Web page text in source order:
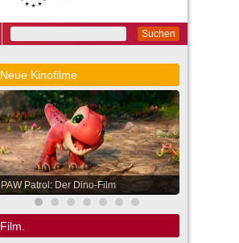
Suchen
Neue Kinofilme
PAW Patrol: Der Dino-Film
Film.